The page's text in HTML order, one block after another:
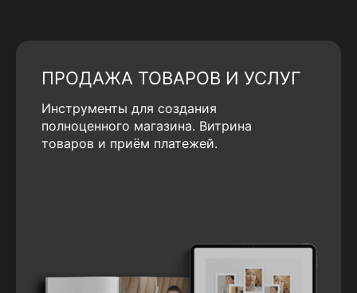
ПРОДАЖА ТОВАРОВ И УСЛУГ
Инструменты для создания
полноценного магазина. Витрина
товаров и приём платежей.